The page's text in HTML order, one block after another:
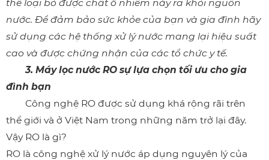
thể loại bỏ được chất ô nhiễm này ra khỏi nguồn
nước. Để đảm bảo sức khỏe của bạn và gia đình hãy
sử dụng các hệ thống xử lý nước mang lại hiệu suất
cao và được chứng nhận của các tổ chức y tế.
3. Máy lọc nước RO sự lựa chọn tối ưu cho gia
đình bạn
Công nghệ RO được sử dụng khá rộng rãi trên
thể giới và ở Việt Nam trong những năm trở lại đây.
Vậy RO là gì?
RO là công nghệ xử lý nước áp dụng nguyên lý của